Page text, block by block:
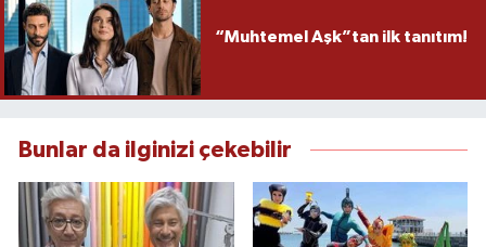
“Muhtemel Aşk”tan ilk tanıtım!
Bunlar da ilginizi çekebilir